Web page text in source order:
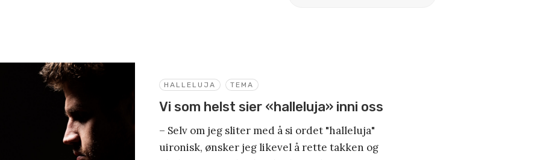
HALLELUJA TEMA
Vi som helst sier «halleluja» inni oss
– Selv om jeg sliter med å si ordet "halleluja"
uironisk, ønsker jeg likevel å rette takken og